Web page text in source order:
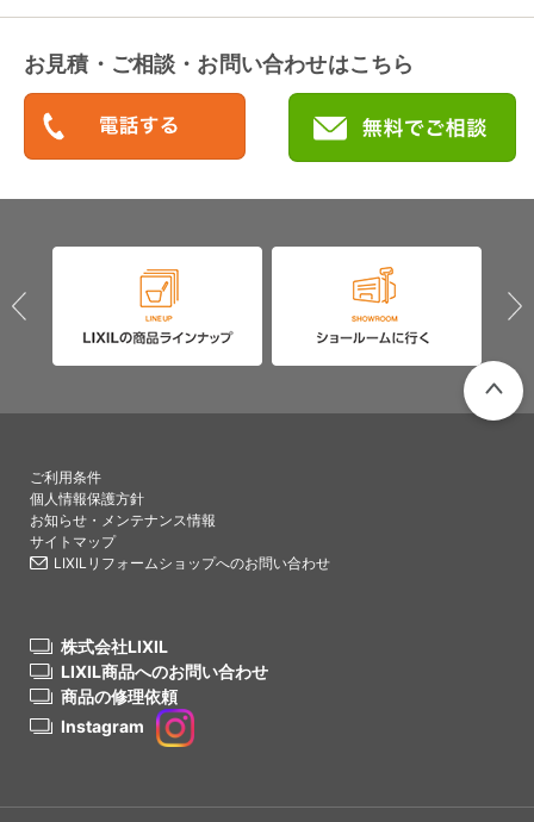
お見積・ご相談・お問い合わせはこちら
ご利用条件
個人情報保護方針
お知らせ・メンテナンス情報
サイトマップ
LIXILリフォームショップへのお問い合わせ
株式会社LIXIL
LIXIL商品へのお問い合わせ
商品の修理依頼
Instagram